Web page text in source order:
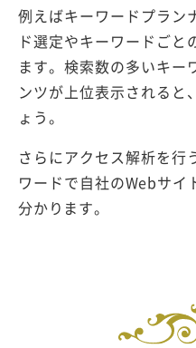
例えばキーワードプラン
ド選定やキーワードごと
ます。検索数の多いキー
ンツが上位表示されると
ょう。
さらにアクセス解析を行
ワードで自社のWebサイ
分かります。